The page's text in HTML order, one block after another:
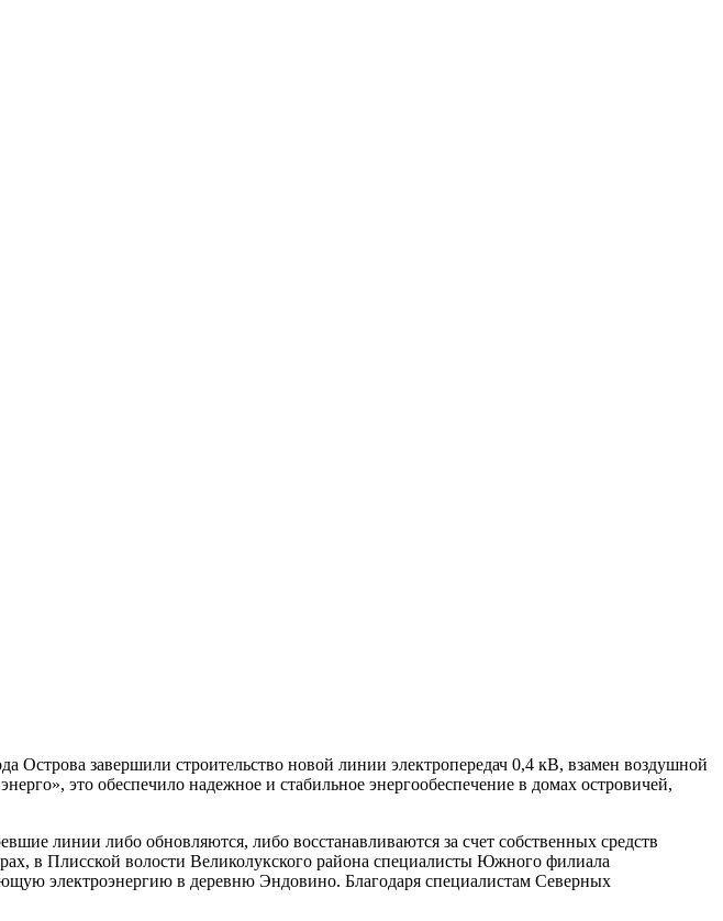
завершили строительство новой линии электропередач 0,4 кВ, взамен воздушной
это обеспечило надежное и стабильное энергообеспечение в домах островичей,
линии либо обновляются, либо восстанавливаются за счет собственных средств
в Плисской волости Великолукского района специалисты Южного филиала
электроэнергию в деревню Эндовино. Благодаря специалистам Северных